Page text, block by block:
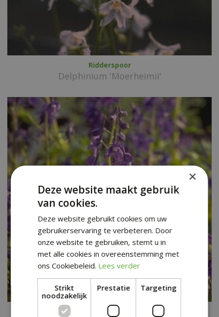
Ridderspoor
Delphinium 'Moerheimii'
Ridderspoor
×
Deze website maakt gebruik
van cookies.
Deze website gebruikt cookies om uw
gebruikerservaring te verbeteren. Door
onze website te gebruiken, stemt u in
met alle cookies in overeenstemming met
ons Cookiebeleid. Lees verder
Strikt
noodzakelijk
Prestatie Targeting